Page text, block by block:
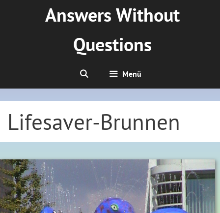
Answers Without
Questions
Menü
Lifesaver-Brunnen